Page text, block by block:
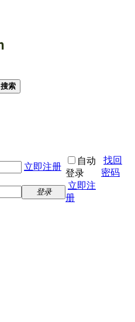
搜索
立即注册
自动
登录
找回
密码
登录
立即注
册